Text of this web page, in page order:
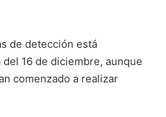
de detección está
16 de diciembre, aunque
comenzado a realizar